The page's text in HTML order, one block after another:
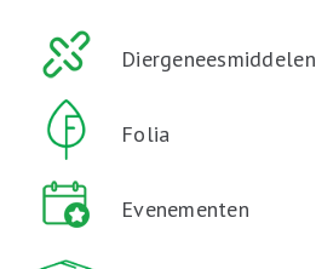
Diergeneesmiddelen
Folia
Evenementen